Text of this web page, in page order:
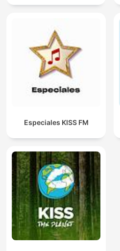
Especiales KISS FM